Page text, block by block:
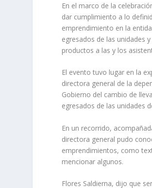
En el marco de la
dar cumplimiento a lo
emprendimiento en la
egresados de las unidades
productos a las y los
El evento tuvo lugar en la
directora general de la
Gobierno del cambio de
egresados de las unidades
En un recorrido,
directora general pudo
emprendimientos, como
mencionar algunos.
Flores Saldierna, dijo que